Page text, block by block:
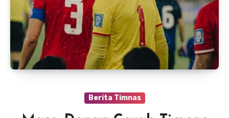
Berita Timnas